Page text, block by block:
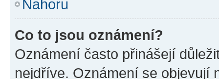
Nahoru
Co to jsou oznámení?
Oznámení často přinášejí
nejdříve. Oznámení se objevují